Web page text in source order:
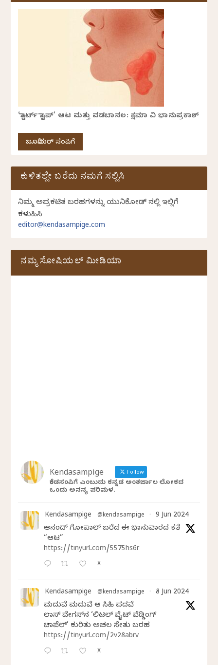
‘ಸ್ಟಾರ್ಟ್ ಸ್ಟಾಪ್’ ಆಟ ಮತ್ತು ವಡಬಾನಲ: ಕ್ಷಮಾ ವಿ ಭಾನುಪ್ರಕಾಶ್
ಜೂನಿಯರ್ ಸಂಪಿಗೆ
ಕುಳಿತಲ್ಲೇ ಬರೆದು ನಮಗೆ ಸಲ್ಲಿಸಿ
ನಿಮ್ಮ ಅಪ್ರಕಟಿತ ಬರಹಗಳನ್ನು ಯುನಿಕೋಡ್ ನಲ್ಲಿ ಇಲ್ಲಿಗೆ
ಕಳುಹಿಸಿ
editor@kendasampige.com
ನಮ್ಮ ಸೋಷಿಯಲ್‌ ಮೀಡಿಯಾ
Kendasampige Follow
ಕೆಂಡಸಂಪಿಗೆ ಎಂಬುದು ಕನ್ನಡ ಅಂತರ್ಜಾಲ ಲೋಕದ
ಒಂದು ಅನನ್ಯ ಪರಿಮಳ.
Kendasampige @kendasampige · 9 Jun 2024
ಆನಂದ್‌ ಗೋಪಾಲ್‌ ಬರೆದ ಈ ಭಾನುವಾರದ ಕತೆ
“ಆಟ”
https://tinyurl.com/5575hs6r
X
Kendasampige @kendasampige · 8 Jun 2024
ಮದುವೆ ಮದುವೆ ಆ ಸಿಹಿ ಪದವೆ
ಲಾಸ್‌ ವೇಗಸ್‌ನ ‘ಲಿಟಲ್ ವೈಟ್ ವೆಡ್ಡಿಂಗ್
ಚಾಪೆಲ್’ ಕುರಿತು ಅಚಲ ಸೇತು ಬರಹ
https://tinyurl.com/2v28abrv
X